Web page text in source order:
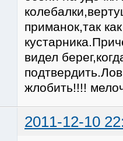
приманок,так
видел
жлобить!!!!
2011-12-10